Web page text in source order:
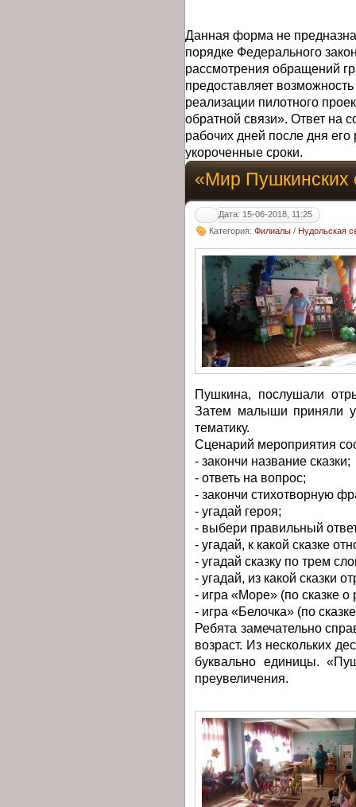
Данная форма не
порядке Федерального
рассмотрения обращений
предоставляет
реализации пилотного
обратной связи». Ответ на
рабочих дней после дня
укороченные сроки.
«Мир Пушкинских
Дата: 15-06-2018, 11:25
Категория: Филиалы / Нудольская
Пушкина, послушали
Затем малыши приняли
тематику.
Сценарий мероприятия
- закончи название сказки;
- ответь на вопрос;
- закончи стихотворную
- угадай героя;
- выбери правильный
- угадай, к какой сказке
- угадай сказку по трем
- угадай, из какой сказки
- игра «Море» (по сказке
- игра «Белочка» (по
Ребята замечательно
возраст. Из нескольких
буквально единицы.
преувеличения.